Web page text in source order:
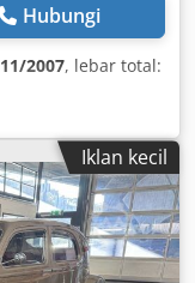
Hubungi
11/2007, lebar total:
Iklan kecil